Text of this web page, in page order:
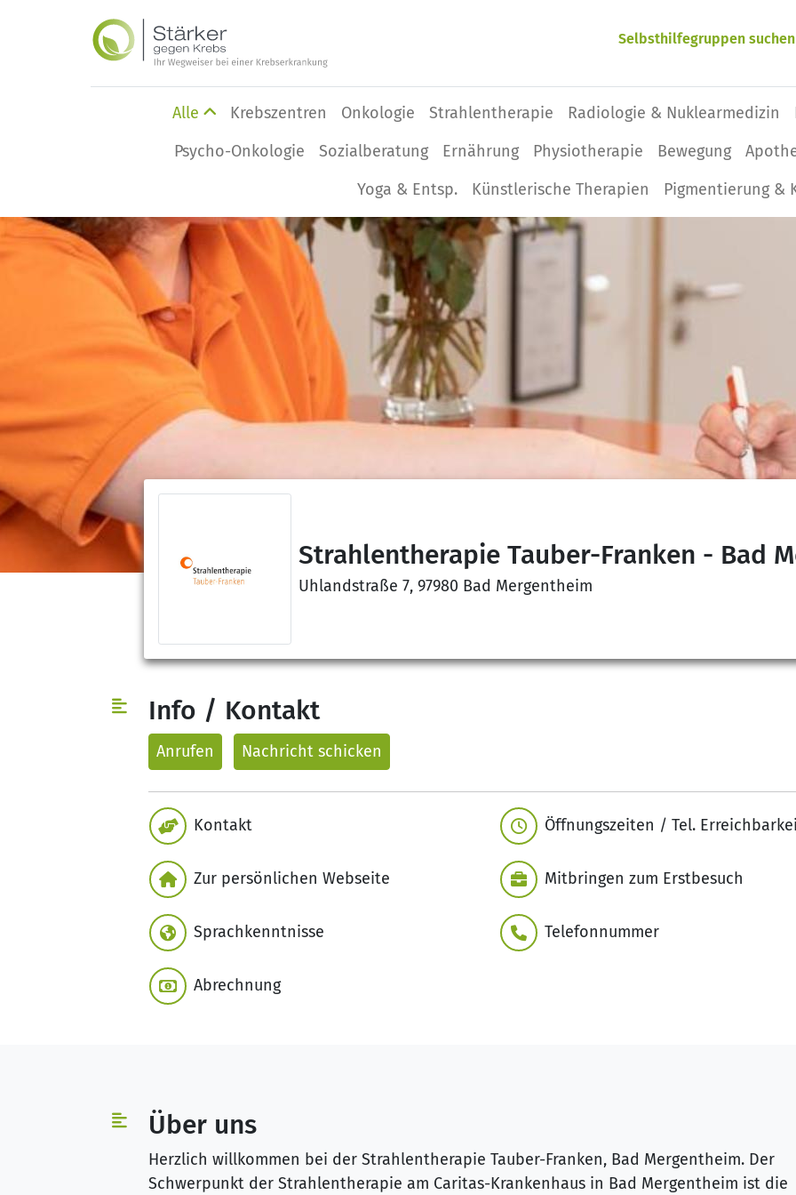
Selbsthilfegruppen suchen
Alle Krebszentren Onkologie Strahlentherapie Radiologie & Nuklearmedizin
Psycho-Onkologie
Sozialberatung Ernährung Physio­therapie Bewegung
Yoga & Entsp.
Künstlerische Therapien Pigmentierung &
Strahlentherapie Tauber-Franken - Bad
Uhlandstraße 7, 97980 Bad Mergentheim
Info / Kontakt
Anrufen Nachricht schicken
Kontakt
Zur persönlichen Webseite
Sprachkenntnisse
Abrechnung
Öffnungszeiten / Tel.
Mitbringen zum Erstbesuch
Telefonnummer
Über uns
Herzlich willkommen bei der Strahlentherapie Tauber-Franken, Bad Mergentheim. Der
Schwerpunkt der Strahlentherapie am Caritas-Krankenhaus in Bad Mergentheim ist die